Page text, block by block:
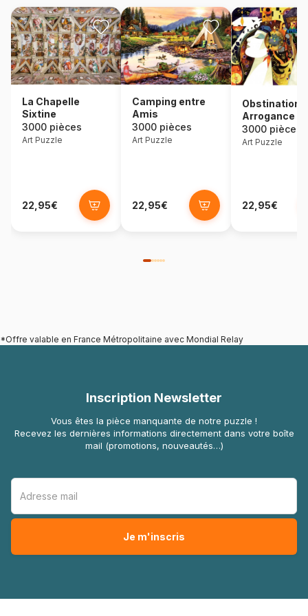
La Chapelle
Sixtine
3000 pièces
Art Puzzle
22,95€
Camping entre
Amis
3000 pièces
Art Puzzle
22,95€
Obstination
Arrogance
3000 pièces
Art Puzzle
22,95€
*Offre valable en France Métropolitaine avec Mondial Relay
Inscription Newsletter
Vous êtes la pièce manquante de notre puzzle !
Recevez les dernières informations directement dans votre boîte
mail (promotions, nouveautés…)